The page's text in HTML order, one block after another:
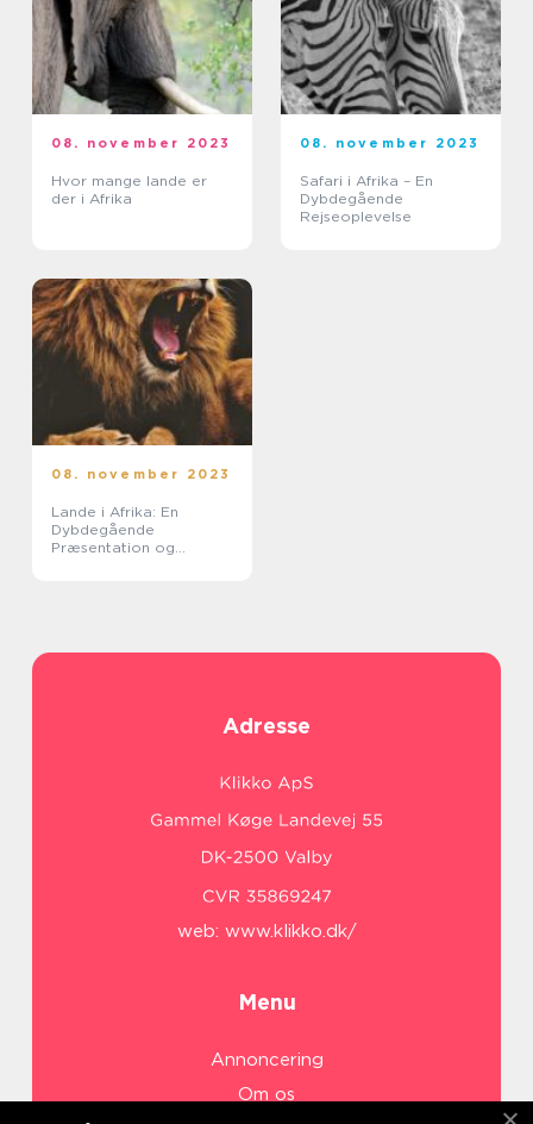
08. november 2023
Hvor mange lande er
der i Afrika
08. november 2023
Safari i Afrika – En
Dybdegående
Rejseoplevelse
08. november 2023
Lande i Afrika: En
Dybdegående
Præsentation og
Adresse
web: www.klikko.dk/
Menu
Annoncering
Om os